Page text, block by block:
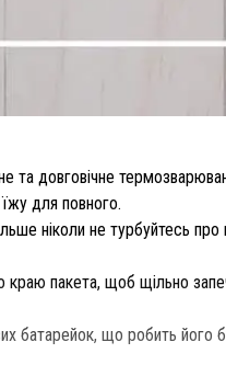
та довговічне
для повного.
ніколи не турбуйтесь
пакета, щоб щільно
батарейок, що робить його